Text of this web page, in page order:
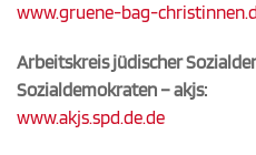
www.gruene-bag-
Arbeitskreis jüdischer
Sozialdemokraten – akjs:
www.akjs.spd.de.de